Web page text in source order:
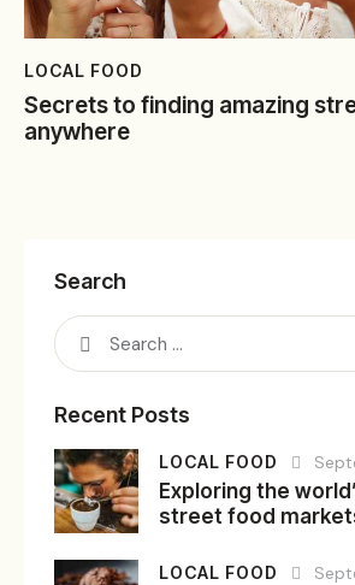
LOCAL FOOD
Secrets to finding amazing
anywhere
Search
Recent Posts
LOCAL FOOD
Exploring the
street food
LOCAL FOOD